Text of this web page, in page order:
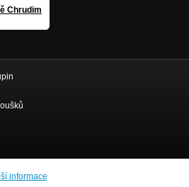
informace
Chrudim